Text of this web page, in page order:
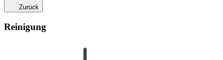
Zurück
Reinigung